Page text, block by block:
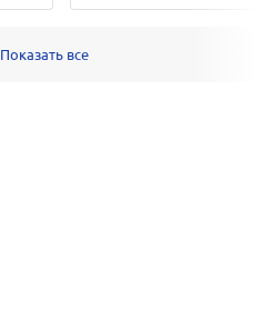
Показать все